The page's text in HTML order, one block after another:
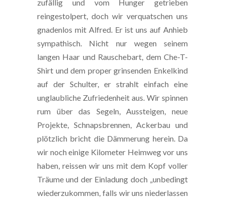
zufällig und vom Hunger getrieben
reingestolpert, doch wir verquatschen uns
gnadenlos mit Alfred. Er ist uns auf Anhieb
sympathisch. Nicht nur wegen seinem
langen Haar und Rauschebart, dem Che-T-
Shirt und dem proper grinsenden Enkelkind
auf der Schulter, er strahlt einfach eine
unglaubliche Zufriedenheit aus. Wir spinnen
rum über das Segeln, Aussteigen, neue
Projekte, Schnapsbrennen, Ackerbau und
plötzlich bricht die Dämmerung herein. Da
wir noch einige Kilometer Heimweg vor uns
haben, reissen wir uns mit dem Kopf voller
Träume und der Einladung doch „unbedingt
wiederzukommen, falls wir uns niederlassen